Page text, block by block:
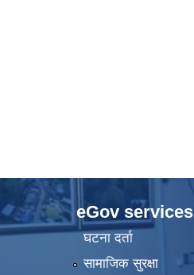
eGov services
घटना दर्ता
सामाजिक सुरक्षा